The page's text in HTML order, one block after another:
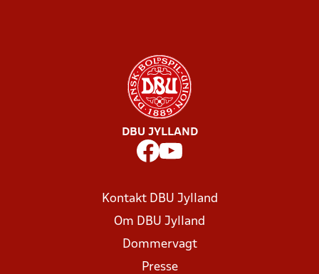
DBU JYLLAND
Kontakt DBU Jylland
Om DBU Jylland
Dommervagt
Presse